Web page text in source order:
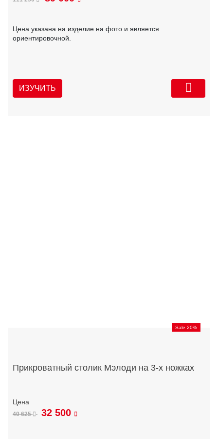
Цена указана на изделие на фото и является
ориентировочной.
ИЗУЧИТЬ
Sale 20%
Прикроватный столик Мэлоди на 3-х ножках
40 625 32 500